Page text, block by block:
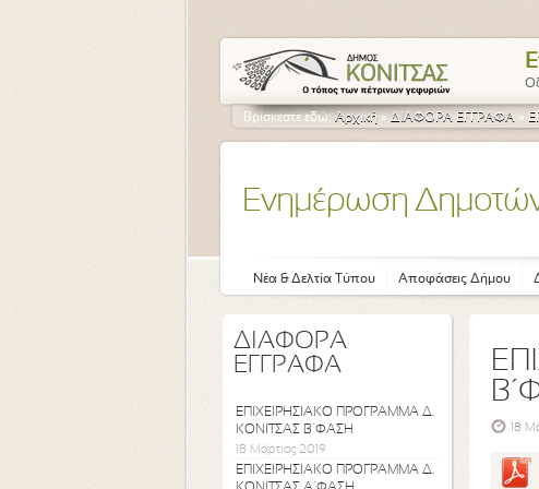
Βρίσκεστε εδώ:Αρχική » ΔΙΑΦΟΡΑ ΕΓΓΡΑΦΑ »
Ενημέρωση
Νέα & Δελτία Τύπου Αποφάσεις Δήμου
ΔΙΑΦΟΡΑ
ΕΓΓΡΑΦΑ
ΕΠΙΧΕΙΡΗΣΙΑΚΟ ΠΡΟΓΡΑΜΜΑ Δ.
ΚΟΝΙΤΣΑΣ Β΄ΦΑΣΗ
18 Μάρτιος 2019
ΕΠΙΧΕΙΡΗΣΙΑΚΟ ΠΡΟΓΡΑΜΜΑ Δ.
18